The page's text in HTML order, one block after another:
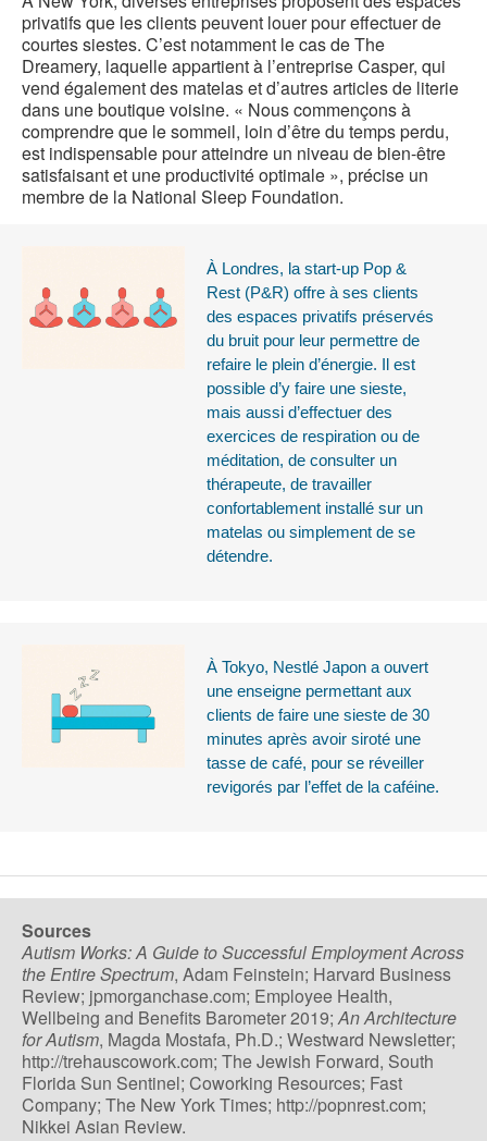
privatifs que les clients peuvent louer pour effectuer de
courtes siestes. C’est notamment le cas de The
Dreamery, laquelle appartient à l’entreprise Casper, qui
vend également des matelas et d’autres articles de literie
dans une boutique voisine. « Nous commençons à
comprendre que le sommeil, loin d’être du temps perdu,
est indispensable pour atteindre un niveau de bien-être
satisfaisant et une productivité optimale », précise un
membre de la National Sleep Foundation.
À Londres, la start-up Pop &
Rest (P&R) offre à ses clients
des espaces privatifs préservés
du bruit pour leur permettre de
refaire le plein d’énergie. Il est
possible d’y faire une sieste,
mais aussi d’effectuer des
exercices de respiration ou de
méditation, de consulter un
thérapeute, de travailler
confortablement installé sur un
matelas ou simplement de se
détendre.
À Tokyo, Nestlé Japon a ouvert
une enseigne permettant aux
clients de faire une sieste de 30
minutes après avoir siroté une
tasse de café, pour se réveiller
revigorés par l’effet de la caféine.
Sources
Autism Works: A Guide to Successful Employment Across
the Entire Spectrum, Adam Feinstein; Harvard Business
Review; jpmorganchase.com; Employee Health,
Wellbeing and Benefits Barometer 2019;An Architecture
for Autism, Magda Mostafa, Ph.D.; Westward Newsletter;
http://trehauscowork.com; The Jewish Forward, South
Florida Sun Sentinel; Coworking Resources; Fast
Company; The New York Times; http://popnrest.com;
Nikkei Asian Review.